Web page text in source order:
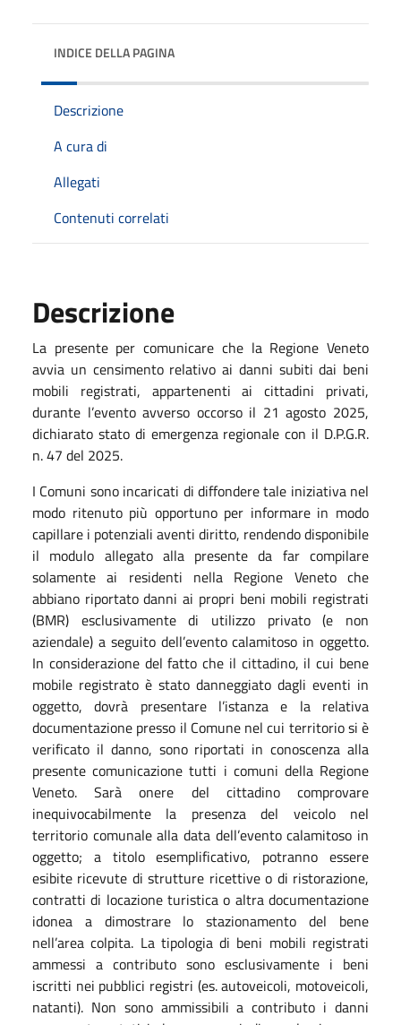
INDICE DELLA PAGINA
Descrizione
A cura di
Allegati
Contenuti correlati
Descrizione
La presente per comunicare che la Regione Veneto
avvia un censimento relativo ai danni subiti dai beni
mobili registrati, appartenenti ai cittadini privati,
durante l’evento avverso occorso il 21 agosto 2025,
dichiarato stato di emergenza regionale con il D.P.G.R.
n. 47 del 2025.
I Comuni sono incaricati di diffondere tale iniziativa nel
modo ritenuto più opportuno per informare in modo
capillare i potenziali aventi diritto, rendendo disponibile
il modulo allegato alla presente da far compilare
solamente ai residenti nella Regione Veneto che
abbiano riportato danni ai propri beni mobili registrati
(BMR) esclusivamente di utilizzo privato (e non
aziendale) a seguito dell’evento calamitoso in oggetto.
In considerazione del fatto che il cittadino, il cui bene
mobile registrato è stato danneggiato dagli eventi in
oggetto, dovrà presentare l’istanza e la relativa
documentazione presso il Comune nel cui territorio si è
verificato il danno, sono riportati in conoscenza alla
presente comunicazione tutti i comuni della Regione
Veneto. Sarà onere del cittadino comprovare
inequivocabilmente la presenza del veicolo nel
territorio comunale alla data dell’evento calamitoso in
oggetto; a titolo esemplificativo, potranno essere
esibite ricevute di strutture ricettive o di ristorazione,
contratti di locazione turistica o altra documentazione
idonea a dimostrare lo stazionamento del bene
nell’area colpita. La tipologia di beni mobili registrati
ammessi a contributo sono esclusivamente i beni
iscritti nei pubblici registri (es. autoveicoli, motoveicoli,
natanti). Non sono ammissibili a contributo i danni